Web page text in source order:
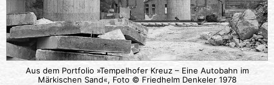
Aus dem Portfolio »Tempelhofer Kreuz – Eine Autobahn im
Märkischen Sand«, Foto © Friedhelm Denkeler 1978